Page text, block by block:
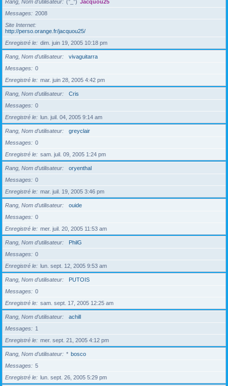
Rang, Nom d’utilisateur (°_°) Jacquou25
Messages
2008
Site Internet
http://perso.orange.fr/jacquou25/
Enregistré le
dim. juin 19, 2005 10:18 pm
Rang, Nom d’utilisateur
vivaguitarra
Messages
0
Enregistré le
mar. juin 28, 2005 4:42 pm
Rang, Nom d’utilisateur
Cris
Messages
0
Enregistré le
lun. juil. 04, 2005 9:14 am
Rang, Nom d’utilisateur
greyclair
Messages
0
Enregistré le
sam. juil. 09, 2005 1:24 pm
Rang, Nom d’utilisateur
oryenthal
Messages
0
Enregistré le
mar. juil. 19, 2005 3:46 pm
Rang, Nom d’utilisateur
ouide
Messages
0
Enregistré le
mer. juil. 20, 2005 11:53 am
Rang, Nom d’utilisateur
PhilG
Messages
0
Enregistré le
lun. sept. 12, 2005 9:53 am
Rang, Nom d’utilisateur
PUTOIS
Messages
0
Enregistré le
sam. sept. 17, 2005 12:25 am
Rang, Nom d’utilisateur
achill
Messages
1
Enregistré le
mer. sept. 21, 2005 4:12 pm
Rang, Nom d’utilisateur * bosco
Messages
5
Enregistré le
lun. sept. 26, 2005 5:29 pm